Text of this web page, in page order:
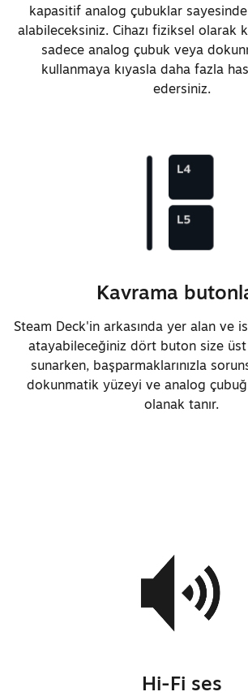
kapasitif analog çubuklar
alabileceksiniz. Cihazı fiziksel olarak
sadece analog çubuk veya
kullanmaya kıyasla daha fazla
edersiniz.
Kavrama
Steam Deck'in arkasında yer alan ve
atayabileceğiniz dört buton size
sunarken, başparmaklarınızla
dokunmatik yüzeyi ve analog
olanak tanır.
Hi-Fi ses